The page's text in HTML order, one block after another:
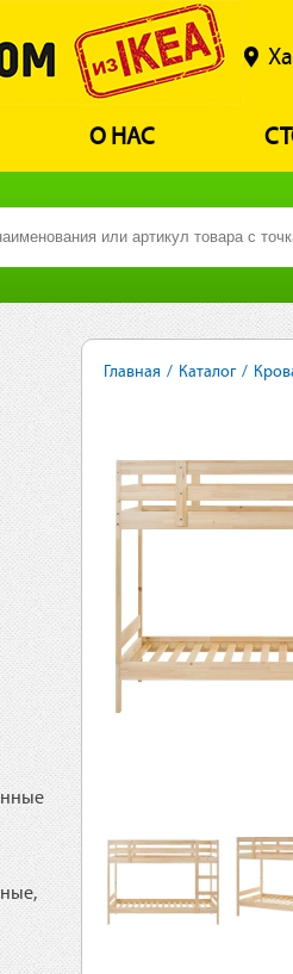
О НАС
Главная / Каталог /